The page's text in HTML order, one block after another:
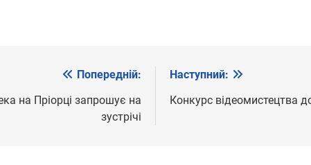
Попередній:
на Пріорці запрошує на
зустрічі
Наступний:
Конкурс відеомистецтва